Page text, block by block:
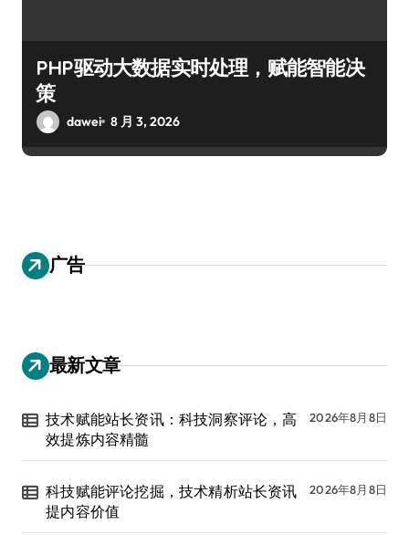
PHP驱动大数据实时处理，赋能智能决
策
dawei 8 月 3, 2026
广告
最新文章
技术赋能站长资讯：科技洞察评论，高
效提炼内容精髓
2026年8月8日
科技赋能评论挖掘，技术精析站长资讯
提内容价值
2026年8月8日